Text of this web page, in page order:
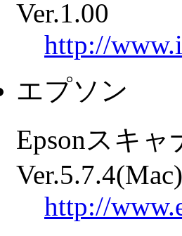
Ver.1.00
http://
エプソン
Epsonスキ
Ver.5.7.4(Mac)
http://